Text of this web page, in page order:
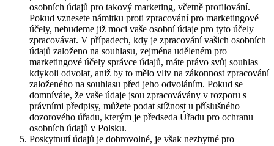
osobních údajů pro takový marketing, včetně profilování.
Pokud vznesete námitku proti zpracování pro marketingové
účely, nebudeme již moci vaše osobní údaje pro tyto účely
zpracovávat. V případech, kdy je zpracování vašich osobních
údajů založeno na souhlasu, zejména uděleném pro
marketingové účely správce údajů, máte právo svůj souhlas
kdykoli odvolat, aniž by to mělo vliv na zákonnost zpracování
založeného na souhlasu před jeho odvoláním. Pokud se
domníváte, že vaše údaje jsou zpracovávány v rozporu s
právními předpisy, můžete podat stížnost u příslušného
dozorového úřadu, kterým je předseda Úřadu pro ochranu
osobních údajů v Polsku.
Poskytnutí údajů je dobrovolné, je však nezbytné pro